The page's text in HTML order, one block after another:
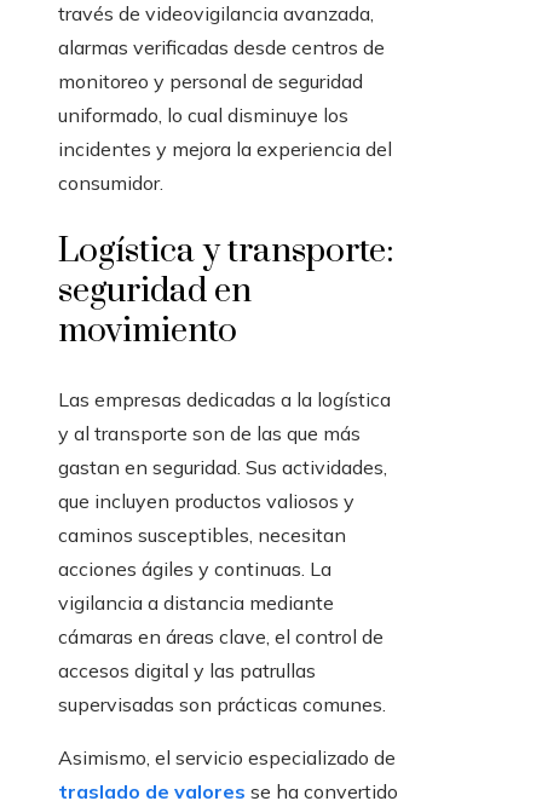
través de videovigilancia avanzada,
alarmas verificadas desde centros de
monitoreo y personal de seguridad
uniformado, lo cual disminuye los
incidentes y mejora la experiencia del
consumidor.
Logística y transporte:
seguridad en
movimiento
Las empresas dedicadas a la logística
y al transporte son de las que más
gastan en seguridad. Sus actividades,
que incluyen productos valiosos y
caminos susceptibles, necesitan
acciones ágiles y continuas. La
vigilancia a distancia mediante
cámaras en áreas clave, el control de
accesos digital y las patrullas
supervisadas son prácticas comunes.
Asimismo, el servicio especializado de
traslado de valores se ha convertido